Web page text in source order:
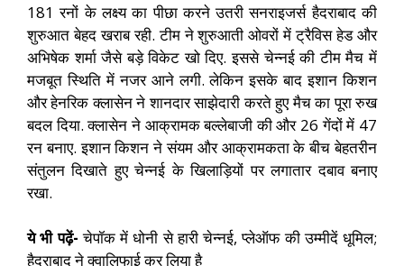
181 रनों के लक्ष्य का पीछा करने उतरी सनराइजर्स हैदराबाद की
शुरुआत बेहद खराब रही. टीम ने शुरुआती ओवरों में ट्रैविस हेड और
अभिषेक शर्मा जैसे बड़े विकेट खो दिए. इससे चेन्नई की टीम मैच में
मजबूत स्थिति में नजर आने लगी. लेकिन इसके बाद इशान किशन
और हेनरिक क्लासेन ने शानदार साझेदारी करते हुए मैच का पूरा रुख
बदल दिया. क्लासेन ने आक्रामक बल्लेबाजी की और 26 गेंदों में 47
रन बनाए. इशान किशन ने संयम और आक्रामकता के बीच बेहतरीन
संतुलन दिखाते हुए चेन्नई के खिलाड़ियों पर लगातार दबाव बनाए
रखा.
ये भी पढ़ें- चेपॉक में धोनी से हारी चेन्नई, प्लेऑफ की उम्मीदें धूमिल;
हैदराबाद ने क्वालिफाई कर लिया है